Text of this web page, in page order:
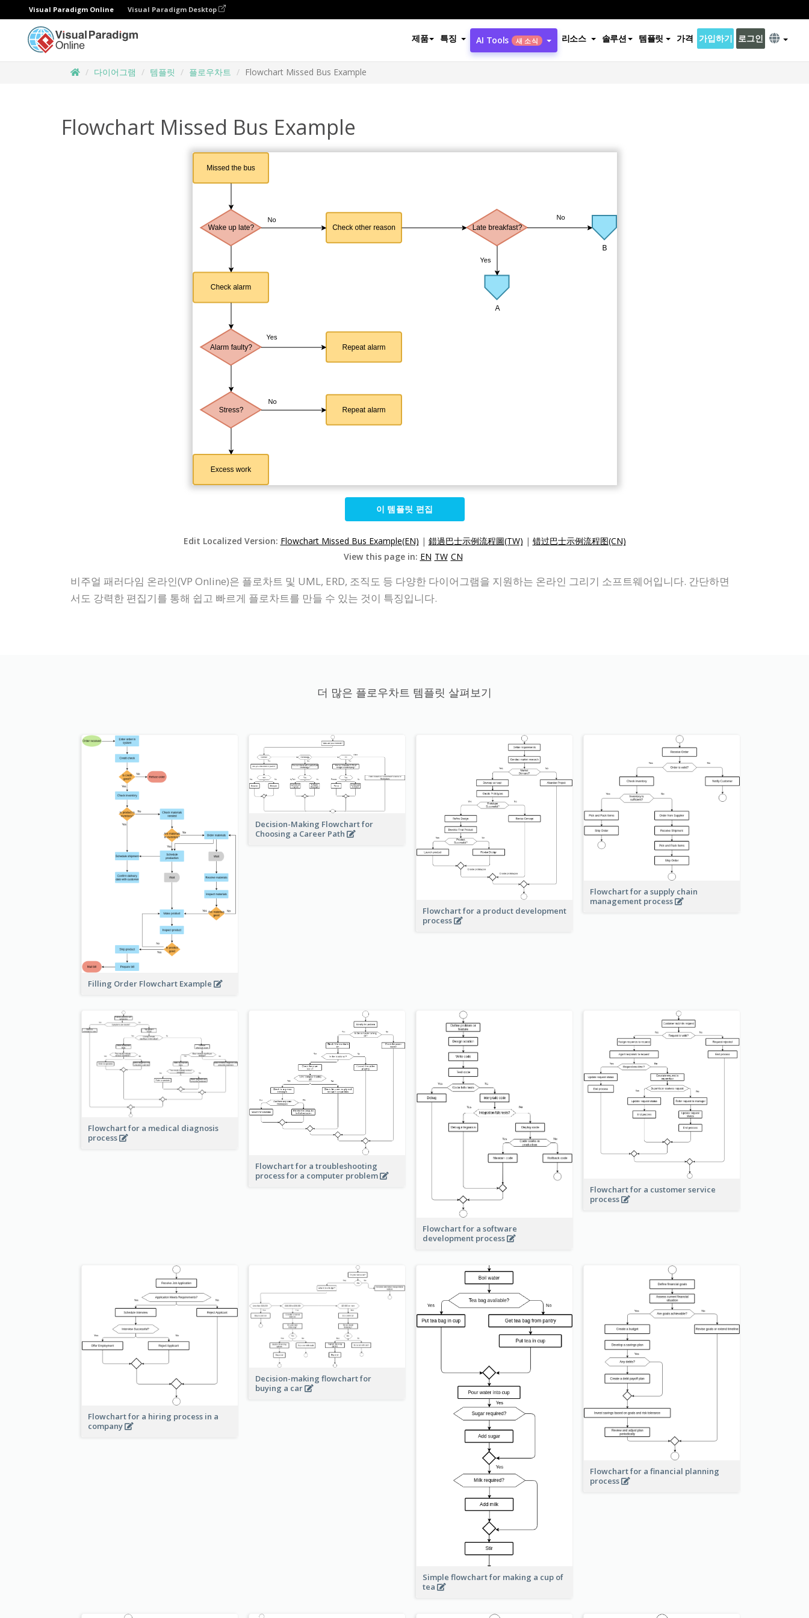
Visual Paradigm Online Visual Paradigm Desktop
제품 특징 AI Tools 새 소식 리소스 솔루션 템플릿 가격 가입하기 로그인
다이어그램 템플릿 플로우차트 Flowchart Missed Bus Example
Flowchart Missed Bus Example
이 템플릿 편집
Edit Localized Version: Flowchart Missed Bus Example(EN) | 錯過巴士示例流程圖(TW) | 错过巴士示例流程图(CN)
View this page in: EN TW CN
비주얼 패러다임 온라인(VP Online)은 플로차트 및 UML, ERD, 조직도 등 다양한 다이어그램을 지원하는 온라인 그리기 소프트웨어입니다. 간단하면
서도 강력한 편집기를 통해 쉽고 빠르게 플로차트를 만들 수 있는 것이 특징입니다.
더 많은 플로우차트 템플릿 살펴보기
Filling Order Flowchart Example
Decision-Making Flowchart for
Choosing a Career Path
Flowchart for a product development
process
Flowchart for a supply chain
management process
Flowchart for a medical diagnosis
process
Flowchart for a troubleshooting
process for a computer problem
Flowchart for a software
development process
Flowchart for a customer service
process
Flowchart for a hiring process in a
company
Decision-making flowchart for
buying a car
Simple flowchart for making a cup of
tea
Flowchart for a financial planning
process